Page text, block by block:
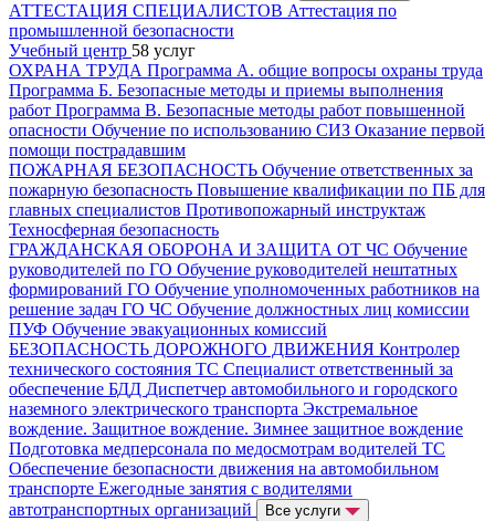
АТТЕСТАЦИЯ СПЕЦИАЛИСТОВ Аттестация по
промышленной безопасности
Учебный центр 58 услуг
ОХРАНА ТРУДА Программа А. общие вопросы охраны труда
Программа Б. Безопасные методы и приемы выполнения
работ Программа В. Безопасные методы работ повышенной
опасности Обучение по использованию СИЗ Оказание первой
помощи пострадавшим
ПОЖАРНАЯ БЕЗОПАСНОСТЬ Обучение ответственных за
пожарную безопасность Повышение квалификации по ПБ для
главных специалистов Противопожарный инструктаж
Техносферная безопасность
ГРАЖДАНСКАЯ ОБОРОНА И ЗАЩИТА ОТ ЧС Обучение
руководителей по ГО Обучение руководителей нештатных
формирований ГО Обучение уполномоченных работников на
решение задач ГО ЧС Обучение должностных лиц комиссии
ПУФ Обучение эвакуационных комиссий
БЕЗОПАСНОСТЬ ДОРОЖНОГО ДВИЖЕНИЯ Контролер
технического состояния ТС Специалист ответственный за
обеспечение БДД Диспетчер автомобильного и городского
наземного электрического транспорта Экстремальное
вождение. Защитное вождение. Зимнее защитное вождение
Подготовка медперсонала по медосмотрам водителей ТС
Обеспечение безопасности движения на автомобильном
транспорте Ежегодные занятия с водителями
автотранспортных организаций
Все услуги